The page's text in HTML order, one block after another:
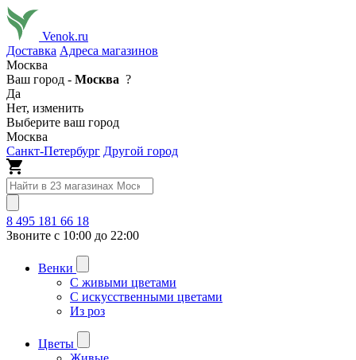
Venok.ru
Доставка Адреса магазинов
Москва
Ваш город - Москва ?
Да
Нет, изменить
Выберите ваш город
Москва
Санкт-Петербург Другой город
8 495 181 66 18
Звоните с 10:00 до 22:00
Венки
С живыми цветами
С искусственными цветами
Из роз
Цветы